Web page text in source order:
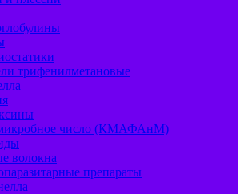
трифенилметановые
число (КМАФАнМ)
волокна
препараты